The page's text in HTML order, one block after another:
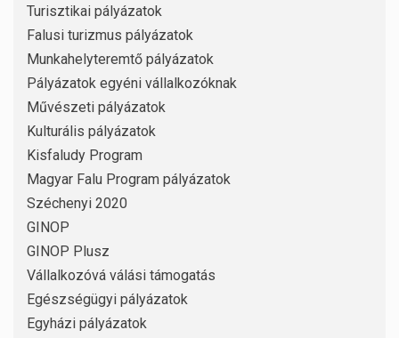
Turisztikai pályázatok
Falusi turizmus pályázatok
Munkahelyteremtő pályázatok
Pályázatok egyéni vállalkozóknak
Művészeti pályázatok
Kulturális pályázatok
Kisfaludy Program
Magyar Falu Program pályázatok
Széchenyi 2020
GINOP
GINOP Plusz
Vállalkozóvá válási támogatás
Egészségügyi pályázatok
Egyházi pályázatok